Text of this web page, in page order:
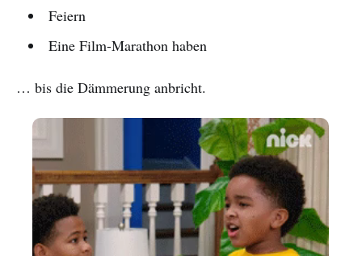
Feiern
Eine Film-Marathon haben
… bis die Dämmerung anbricht.